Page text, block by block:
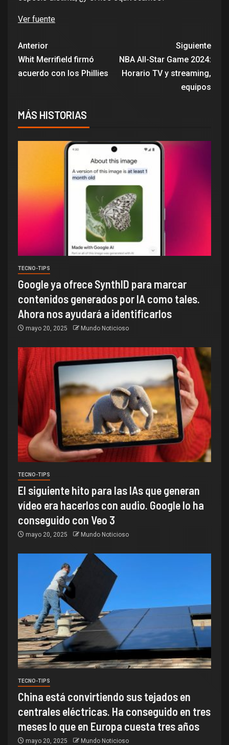
Ver fuente
Anterior
Whit Merrifield firmó
acuerdo con los Phillies
Siguiente
NBA All-Star Game 2024:
Horario TV y streaming,
equipos
MÁS HISTORIAS
TECNO-TIPS
Google ya ofrece SynthID para marcar
contenidos generados por IA como tales.
Ahora nos ayudará a identificarlos
mayo 20, 2025 Mundo Noticioso
TECNO-TIPS
El siguiente hito para las IAs que generan
vídeo era hacerlos con audio. Google lo ha
conseguido con Veo 3
mayo 20, 2025 Mundo Noticioso
TECNO-TIPS
China está convirtiendo sus tejados en
centrales eléctricas. Ha conseguido en tres
meses lo que en Europa cuesta tres años
mayo 20, 2025 Mundo Noticioso